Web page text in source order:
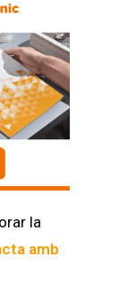
la
amb